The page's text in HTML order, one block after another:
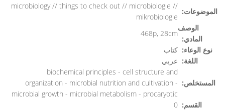
الموضوعات:
microbiology // things to check out // microbiologie //
mikrobiologie
الوصف
المادي:
468p, 28cm
نوع الوعاء: كتاب
اللغة: عربي
المستخلص:
biochemical principles - cell structure and
organization - microbial nutrition and cultivation -
microbial growth - microbial metabolism - procaryotic
القسم: 0